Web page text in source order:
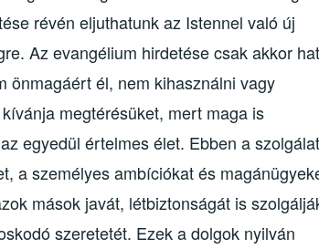
révén eljuthatunk az Istennel való új
Az evangélium hirdetése csak akkor
önmagáért él, nem kihasználni vagy
megtérésüket, mert maga is
egyedül értelmes élet. Ebben a
a személyes ambíciókat és
mások javát, létbiztonságát is
szeretetét. Ezek a dolgok nyilván